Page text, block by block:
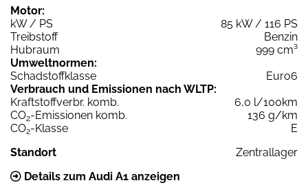
Motor:
kW / PS
85 kW / 116 PS
Treibstoff
Benzin
Hubraum
999 cm³
Umweltnormen:
Schadstoffklasse
Euro6
Verbrauch und Emissionen nach WLTP:
Kraftstoffverbr. komb.
6,0 l/100km
CO2-Emissionen komb.
136 g/km
CO2-Klasse
E
Standort
Zentrallager
Details zum Audi A1 anzeigen